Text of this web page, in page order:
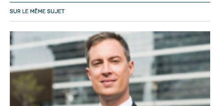
SUR LE MÊME SUJET